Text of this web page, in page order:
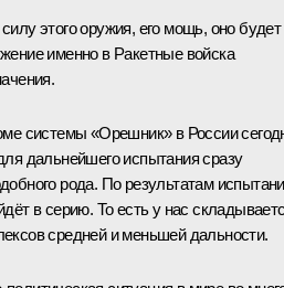
этого оружия, его мощь, оно будет
именно в Ракетные войска
системы «Орешник» в России
дальнейшего испытания сразу
рода. По результатам
в серию. То есть у нас
средней и меньшей дальности.